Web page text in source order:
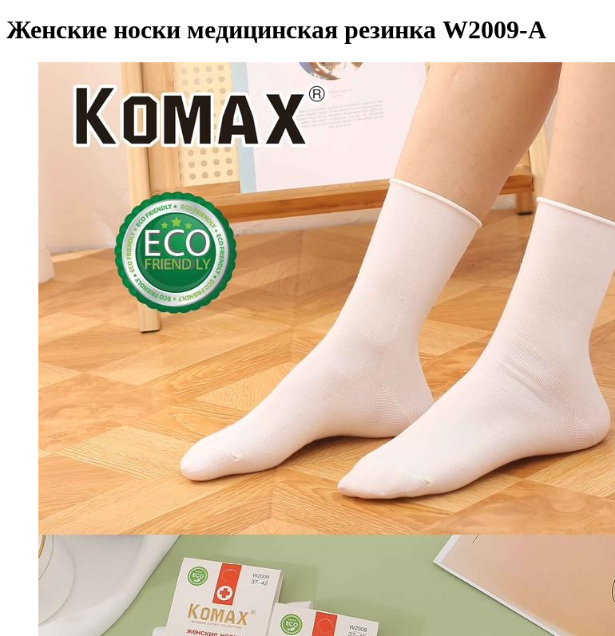
Женские носки медицинская резинка W2009-A